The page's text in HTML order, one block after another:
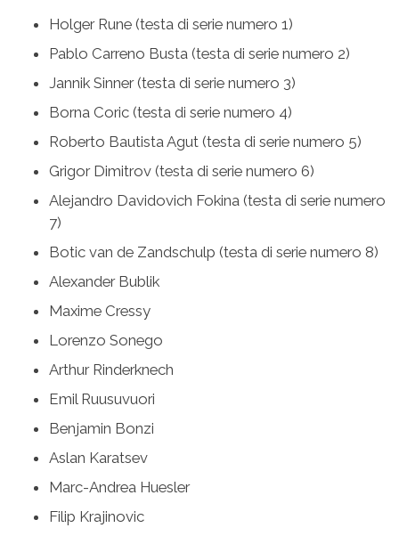
Holger Rune (testa di serie numero 1)
Pablo Carreno Busta (testa di serie numero 2)
Jannik Sinner (testa di serie numero 3)
Borna Coric (testa di serie numero 4)
Roberto Bautista Agut (testa di serie numero 5)
Grigor Dimitrov (testa di serie numero 6)
Alejandro Davidovich Fokina (testa di serie numero
7)
Botic van de Zandschulp (testa di serie numero 8)
Alexander Bublik
Maxime Cressy
Lorenzo Sonego
Arthur Rinderknech
Emil Ruusuvuori
Benjamin Bonzi
Aslan Karatsev
Marc-Andrea Huesler
Filip Krajinovic